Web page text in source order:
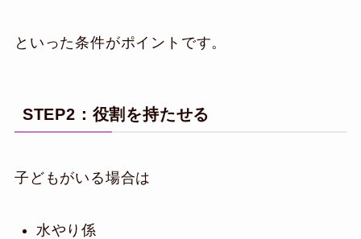
といった条件がポイントです。
STEP2：役割を持たせる
子どもがいる場合は
水やり係